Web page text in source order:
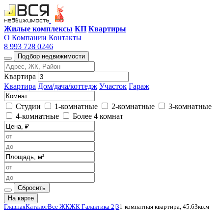
Жилые комплексы КП Квартиры
О Компании Контакты
8 993 728 0246
Подбор недвижимости
Квартира
Квартира Дом/дача/коттедж Участок Гараж
Студии 1-комнатные 2-комнатные
3-комнатные
4-комнатные
Более 4 комнат
Сбросить
На карте